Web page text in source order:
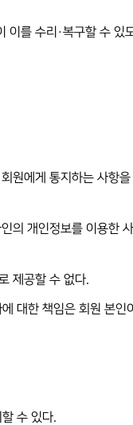
를 수리·복구할 수 있
원에게 통지하는 사항
개인정보를 이용한
제공할 수 없다.
대한 책임은 회원 본
수 있다.